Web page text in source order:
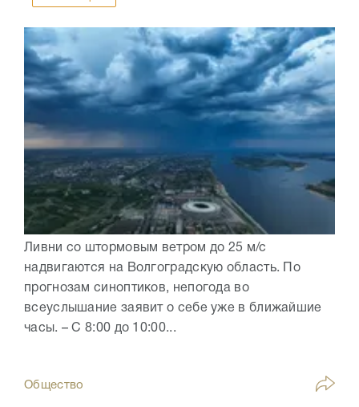
Ливни со штормовым ветром до 25 м/с
надвигаются на Волгоградскую область. По
прогнозам синоптиков, непогода во
всеуслышание заявит о себе уже в ближайшие
часы. – С 8:00 до 10:00...
Общество